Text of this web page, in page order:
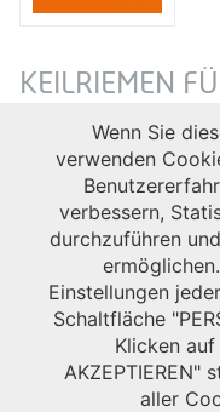
KEILRIEMEN
Keilriemen
Wenn Sie
verwenden
verbessern,
durchzuführen
Einstellungen
Schaltfläche
Klicken
AKZEPTIEREN"
aller